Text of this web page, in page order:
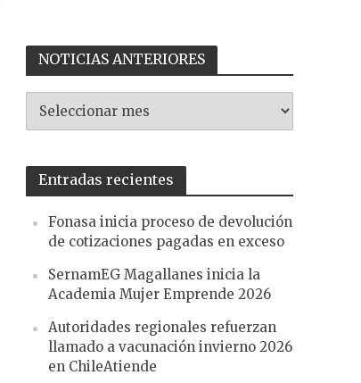
NOTICIAS ANTERIORES
NOTICIAS
ANTERIORES
Entradas recientes
Fonasa inicia proceso de devolución
de cotizaciones pagadas en exceso
SernamEG Magallanes inicia la
Academia Mujer Emprende 2026
Autoridades regionales refuerzan
llamado a vacunación invierno 2026
en ChileAtiende